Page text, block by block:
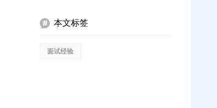
本文标签
面试经验